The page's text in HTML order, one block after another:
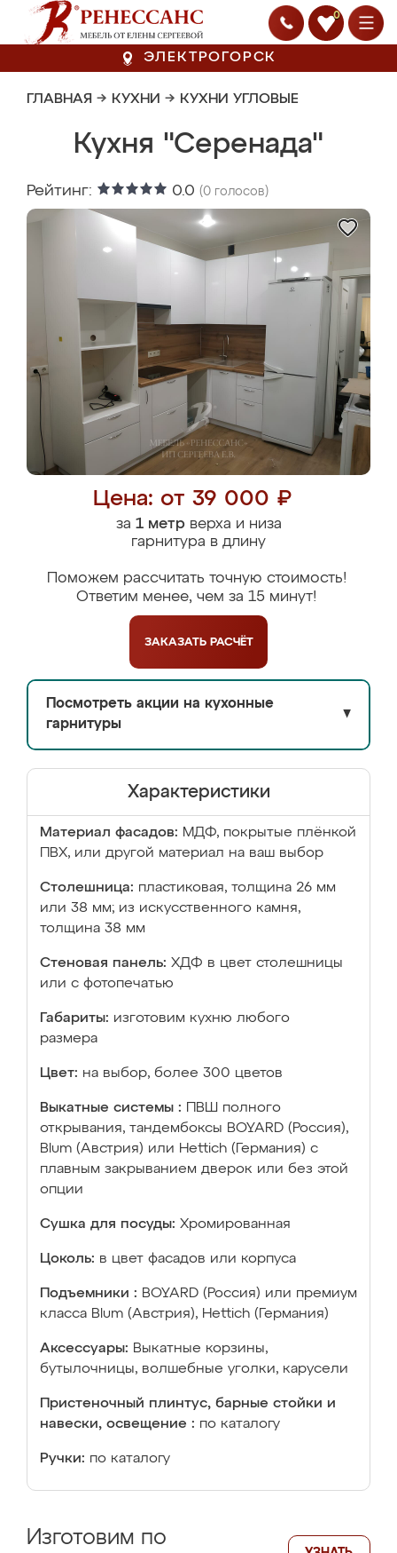
0
ЭЛЕКТРОГОРСК
ГЛАВНАЯ → КУХНИ → КУХНИ УГЛОВЫЕ
Кухня "Серенада"
Рейтинг: 0.0 (0 голосов)
Цена: от 39 000 ₽
за 1 метрверха и низа
гарнитура в длину
Поможем рассчитать точную стоимость!
Ответим менее, чем за 15 минут!
ЗАКАЗАТЬ РАСЧЁТ
Посмотреть акции на кухонные
гарнитуры
▼
Характеристики
Материал фасадов: МДФ, покрытые плёнкой
ПВХ, или другой материал на ваш выбор
Столешница: пластиковая, толщина 26 мм
или 38 мм; из искусственного камня,
толщина 38 мм
Стеновая панель: ХДФ в цвет столешницы
или с фотопечатью
Габариты: изготовим кухню любого
размера
Цвет: на выбор, более 300 цветов
Выкатные системы :
ПВШ полного
открывания, тандембоксы BOYARD (Россия),
Blum (Австрия) или Hettich (Германия) с
плавным закрыванием дверок или без этой
опции
Сушка для посуды: Хромированная
Цоколь: в цвет фасадов или корпуса
Подъемники : BOYARD (Россия) или премиум
класса Blum (Австрия), Hettich (Германия)
Аксессуары: Выкатные корзины,
бутылочницы, волшебные уголки, карусели
Пристеночный плинтус, барные стойки и
навески, освещение : по каталогу
Ручки: по каталогу
Изготовим по